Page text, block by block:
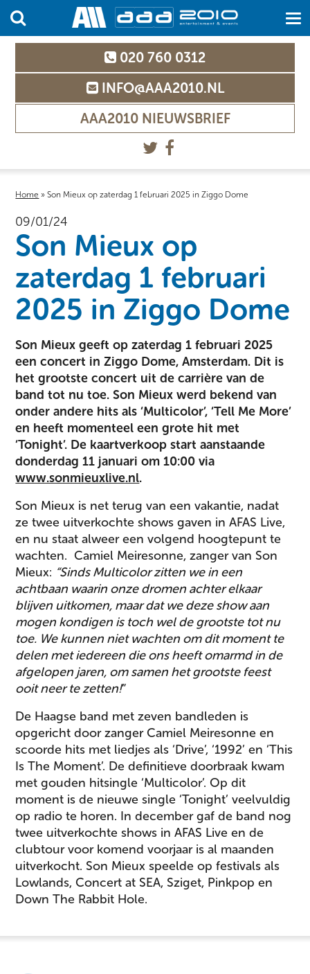
020 760 0312
INFO@AAA2010.NL
AAA2010 NIEUWSBRIEF
Home »Son Mieux op zaterdag 1 februari 2025 in Ziggo Dome
09/01/24
Son Mieux op
zaterdag 1 februari
2025 in Ziggo Dome
Son Mieux geeft op zaterdag 1 februari 2025
een concert in Ziggo Dome, Amsterdam. Dit is
het grootste concert uit de carrière van de
band tot nu toe. Son Mieux werd bekend van
onder andere hits als ‘Multicolor’, ‘Tell Me More’
en heeft momenteel een grote hit met
‘Tonight’. De kaartverkoop start aanstaande
donderdag 11 januari om 10:00 via
www.sonmieuxlive.nl.
Son Mieux is net terug van een vakantie, nadat
ze twee uitverkochte shows gaven in AFAS Live,
en nu staat alweer een volgend hoogtepunt te
wachten. Camiel Meiresonne, zanger van Son
Mieux: “Sinds Multicolor zitten we in een
achtbaan waarin onze dromen achter elkaar
blijven uitkomen, maar dat we deze show aan
mogen kondigen is toch wel de grootste tot nu
toe. We kunnen niet wachten om dit moment te
delen met iedereen die ons heeft omarmd in de
afgelopen jaren, om samen het grootste feest
ooit neer te zetten!”
De Haagse band met zeven bandleden is
opgericht door zanger Camiel Meiresonne en
scoorde hits met liedjes als ‘Drive’, ‘1992’ en ‘This
Is The Moment’. De definitieve doorbraak kwam
met gouden hitsingle ‘Multicolor’. Op dit
moment is de nieuwe single ‘Tonight’ veelvuldig
op radio te horen. In december gaf de band nog
twee uitverkochte shows in AFAS Live en de
clubtour voor komend voorjaar is al maanden
uitverkocht. Son Mieux speelde op festivals als
Lowlands, Concert at SEA, Sziget, Pinkpop en
Down The Rabbit Hole.